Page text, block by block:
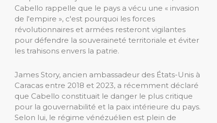
Cabello rappelle que le pays a vécu une « invasion
de l'empire », c'est pourquoi les forces
révolutionnaires et armées resteront vigilantes
pour défendre la souveraineté territoriale et éviter
les trahisons envers la patrie.
James Story, ancien ambassadeur des États-Unis à
Caracas entre 2018 et 2023, a récemment déclaré
que Cabello constituait le danger le plus critique
pour la gouvernabilité et la paix intérieure du pays.
Selon lui, le régime vénézuélien est plein de